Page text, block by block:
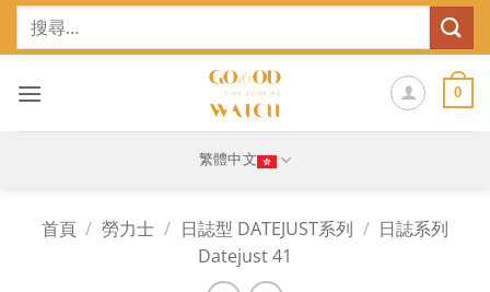
Skip
鍵
0
繁體中文
首頁 / 勞力士 / 日誌型 DATEJUST系列 / 日誌系列
Datejust 41